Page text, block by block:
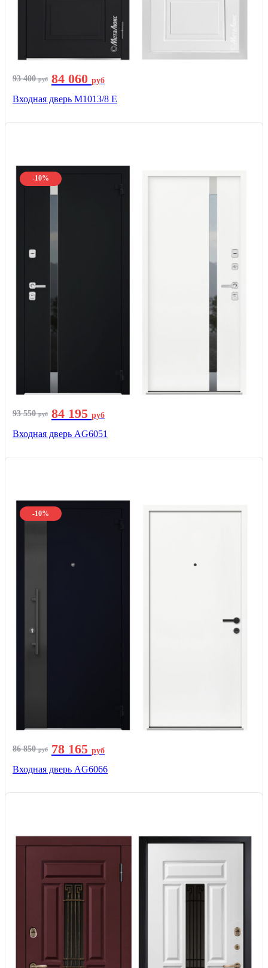
93 400руб 84 060 руб
Входная дверь М1013/8 E
-10%
93 550руб 84 195 руб
Входная дверь AG6051
-10%
86 850руб 78 165 руб
Входная дверь AG6066